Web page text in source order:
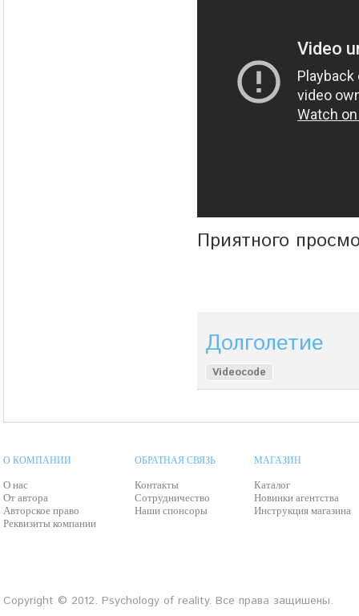
Приятного
Долголетие
Videocode
О КОМПАНИИ
О нас
От автора
Авторское право
Реквизиты компании
ОБРАТНАЯ СВЯЗЬ
Контакты
Сотрудничество
Наши спонсоры
МАГАЗИН
Каталог
Новинки агентства
Инструкция магазина
Copyright © 2012. Psychology of reality. Все права защишены.